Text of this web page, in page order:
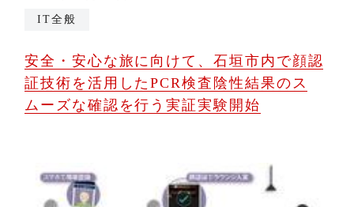
IT全般
安全・安心な旅に向けて、石垣市内で顔認
証技術を活用したPCR検査陰性結果のス
ムーズな確認を行う実証実験開始